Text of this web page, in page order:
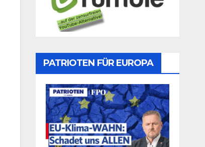
PATRIOTEN FÜR EUROPA